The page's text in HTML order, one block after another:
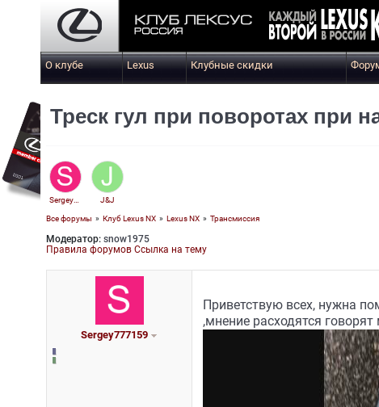
О клубе Lexus Клубные скидки
Треск гул при поворотах при
Sergey777159 J&J
Все форумы » Клуб Lexus NX» Lexus NX» Трансмиссия
Модератор: snow1975
Правила форумов Ссылка на тему
Sergey777159
Приветствую всех, нужна
,мнение расходятся